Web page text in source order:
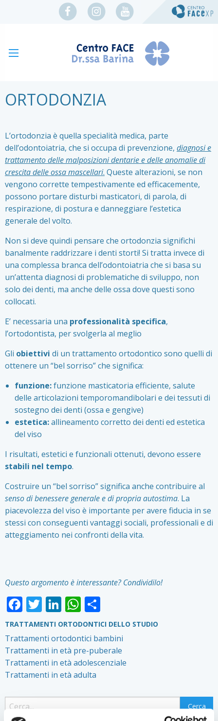
ORTODONZIA
L’ortodonzia è quella specialità medica, parte
dell’odontoiatria, che si occupa di prevenzione, diagnosi e
trattamento delle malposizioni dentarie e delle anomalie di
crescita delle ossa mascellari. Queste alterazioni, se non
vengono corrette tempestivamente ed efficacemente,
possono portare disturbi masticatori, di parola, di
respirazione, di postura e danneggiare l’estetica
generale del volto.
Non si deve quindi pensare che ortodonzia significhi
banalmente raddrizzare i denti storti! Si tratta invece di
una complessa branca dell’odontoiatria che si basa su
un’attenta diagnosi di problematiche di sviluppo, non
solo dei denti, ma anche delle ossa dove questi sono
collocati.
E’ necessaria una professionalità specifica,
l’ortodontista, per svolgerla al meglio
Gli obiettivi di un trattamento ortodontico sono quelli di
ottenere un “bel sorriso” che significa:
funzione:funzione masticatoria efficiente, salute
delle articolazioni temporomandibolari e dei tessuti di
sostegno dei denti (ossa e gengive)
estetica:allineamento corretto dei denti ed estetica
del viso
I risultati, estetici e funzionali ottenuti, devono essere
stabili nel tempo.
Costruire un “bel sorriso” significa anche contribuire al
senso di benessere generale e di propria autostima. La
piacevolezza del viso è importante per avere fiducia in se
stessi con conseguenti vantaggi sociali, professionali e di
atteggiamento nei confronti della vita.
Questo argomento è interessante? Condividilo!
Facebook
Twitter
LinkedIn
WhatsApp
TRATTAMENTI ORTODONTICI DELLO STUDIO
Trattamenti ortodontici bambini
Trattamenti in età pre-puberale
Trattamenti in età adolescenziale
Trattamenti in età adulta